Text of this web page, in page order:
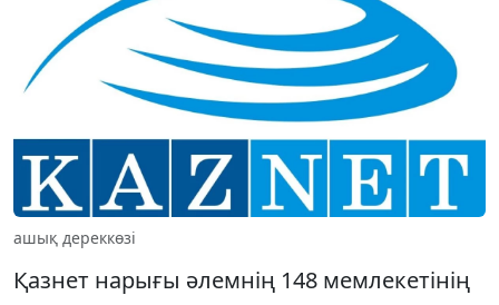
ашық дереккөзі
Қазнет нарығы әлемнің 148 мемлекетінің